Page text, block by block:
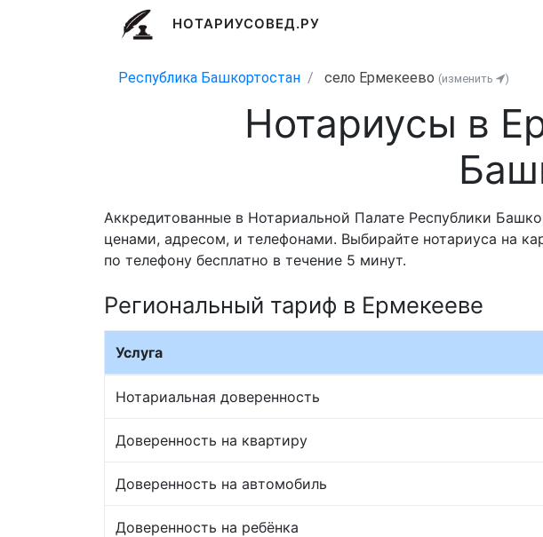
НОТАРИУСОВЕД.РУ
Республика Башкортостан село Ермекеево (изменить )
Нотариусы в
Аккредитованные в Нотариальной Палате Республики
ценами, адресом, и телефонами. Выбирайте нотариуса на
по телефону бесплатно в течение 5 минут.
Региональный тариф в Ермекееве
Услуга
Нотариальная доверенность
Доверенность на квартиру
Доверенность на автомобиль
Доверенность на ребёнка